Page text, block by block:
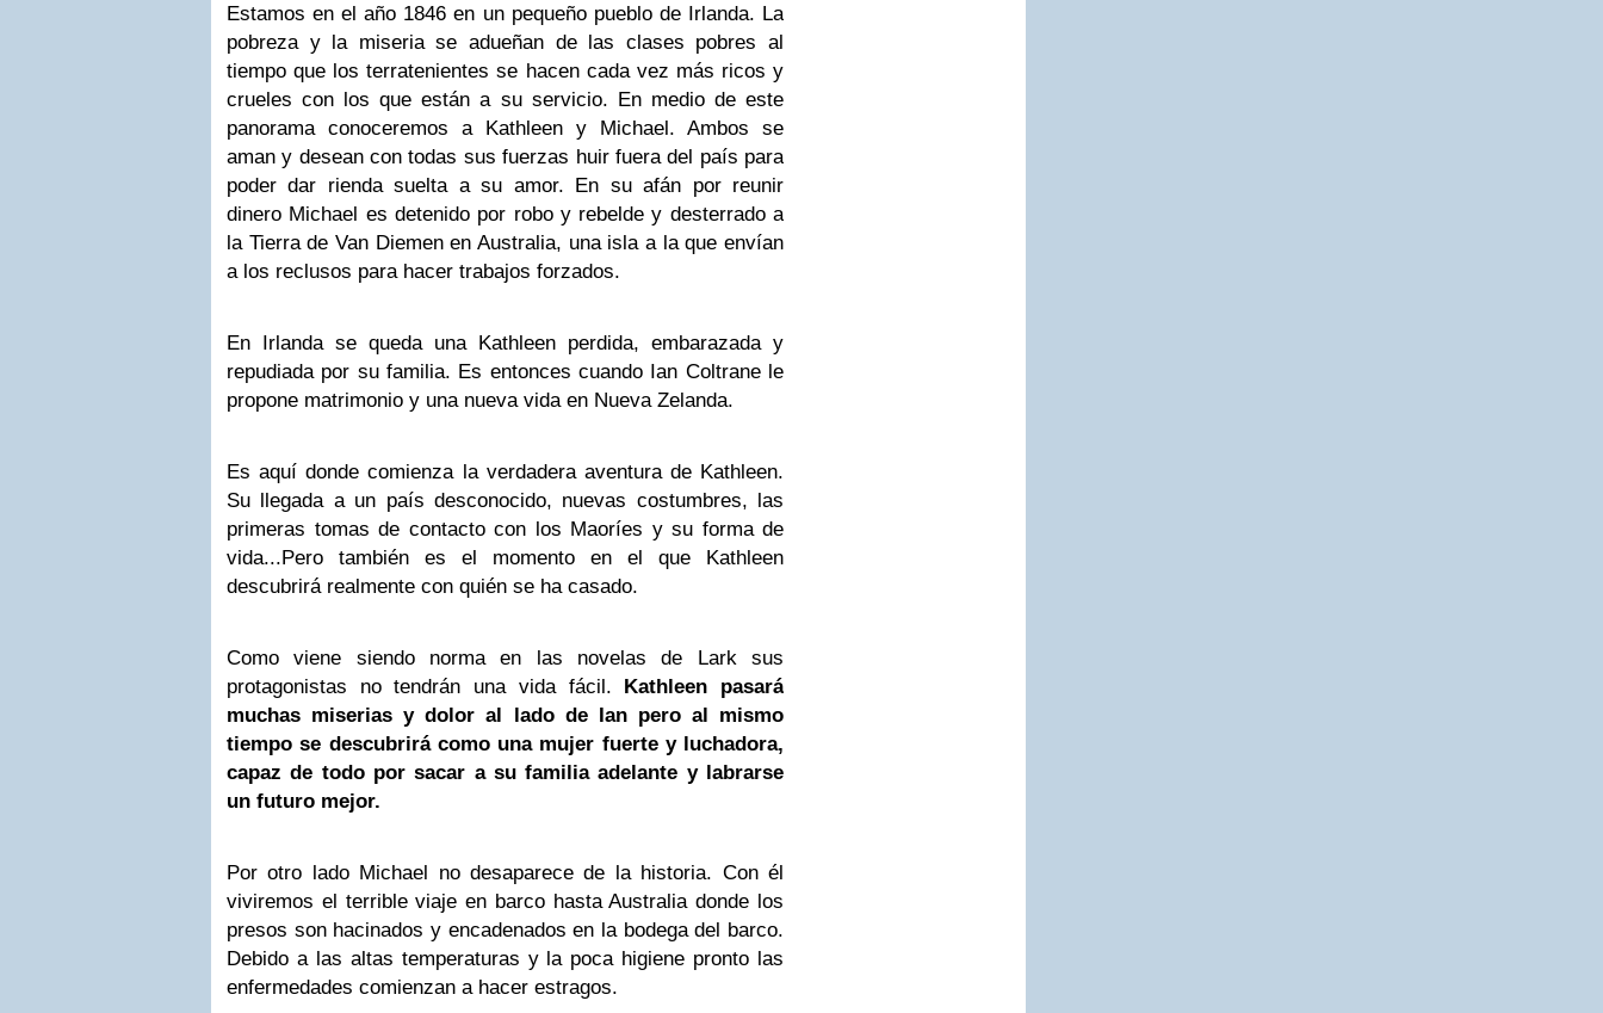
Estamos en el año 1846 en un pequeño pueblo de Irlanda. La
pobreza y la miseria se adueñan de las clases pobres al
tiempo que los terratenientes se hacen cada vez más ricos y
crueles con los que están a su servicio. En medio de este
panorama conoceremos a Kathleen y Michael. Ambos se
aman y desean con todas sus fuerzas huir fuera del país para
poder dar rienda suelta a su amor. En su afán por reunir
dinero Michael es detenido por robo y rebelde y desterrado a
la Tierra de Van Diemen en Australia, una isla a la que envían
a los reclusos para hacer trabajos forzados.
En Irlanda se queda una Kathleen perdida, embarazada y
repudiada por su familia. Es entonces cuando Ian Coltrane le
propone matrimonio y una nueva vida en Nueva Zelanda.
Es aquí donde comienza la verdadera aventura de Kathleen.
Su llegada a un país desconocido, nuevas costumbres, las
primeras tomas de contacto con los Maoríes y su forma de
vida...Pero también es el momento en el que Kathleen
descubrirá realmente con quién se ha casado.
Como viene siendo norma en las novelas de Lark sus
protagonistas no tendrán una vida fácil. Kathleen pasará
muchas miserias y dolor al lado de Ian pero al mismo
tiempo se descubrirá como una mujer fuerte y luchadora,
capaz de todo por sacar a su familia adelante y labrarse
un futuro mejor.
Por otro lado Michael no desaparece de la historia. Con él
viviremos el terrible viaje en barco hasta Australia donde los
presos son hacinados y encadenados en la bodega del barco.
Debido a las altas temperaturas y la poca higiene pronto las
enfermedades comienzan a hacer estragos.